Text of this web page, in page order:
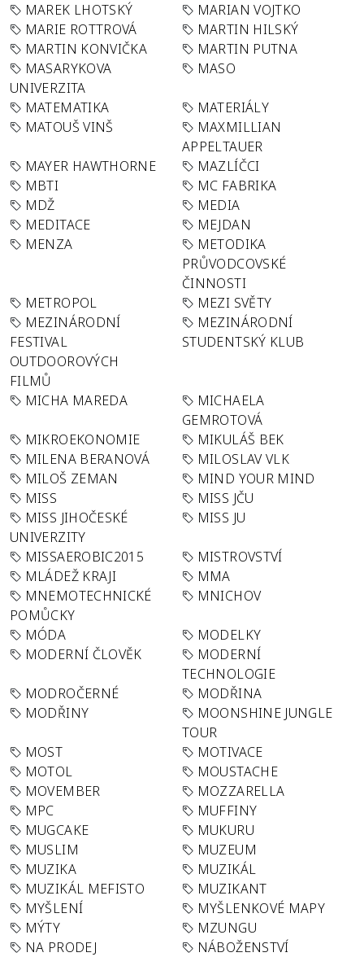
MAREK LHOTSKÝ
MARIAN VOJTKO
MARIE ROTTROVÁ
MARTIN HILSKÝ
MARTIN KONVIČKA
MARTIN PUTNA
MASARYKOVA
UNIVERZITA
MASO
MATEMATIKA
MATERIÁLY
MATOUŠ VINŠ
MAXMILLIAN
APPELTAUER
MAYER HAWTHORNE
MAZLÍČCI
MBTI
MC FABRIKA
MDŽ
MEDIA
MEDITACE
MEJDAN
MENZA
METODIKA
PRŮVODCOVSKÉ
ČINNOSTI
METROPOL
MEZI SVĚTY
MEZINÁRODNÍ
FESTIVAL
OUTDOOROVÝCH
FILMŮ
MEZINÁRODNÍ
STUDENTSKÝ KLUB
MICHA MAREDA
MICHAELA
GEMROTOVÁ
MIKROEKONOMIE
MIKULÁŠ BEK
MILENA BERANOVÁ
MILOSLAV VLK
MILOŠ ZEMAN
MIND YOUR MIND
MISS
MISS JČU
MISS JIHOČESKÉ
UNIVERZITY
MISS JU
MISSAEROBIC2015
MISTROVSTVÍ
MLÁDEŽ KRAJI
MMA
MNEMOTECHNICKÉ
POMŮCKY
MNICHOV
MÓDA
MODELKY
MODERNÍ ČLOVĚK
MODERNÍ
TECHNOLOGIE
MODROČERNÉ
MODŘINA
MODŘINY
MOONSHINE JUNGLE
TOUR
MOST
MOTIVACE
MOTOL
MOUSTACHE
MOVEMBER
MOZZARELLA
MPC
MUFFINY
MUGCAKE
MUKURU
MUSLIM
MUZEUM
MUZIKA
MUZIKÁL
MUZIKÁL MEFISTO
MUZIKANT
MYŠLENÍ
MYŠLENKOVÉ MAPY
MÝTY
MZUNGU
NA PRODEJ
NÁBOŽENSTVÍ